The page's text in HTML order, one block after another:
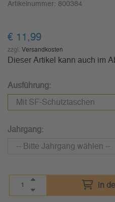
Artikelnummer: 800384
€ 11,99
zzgl. Versandkosten
Dieser Artikel kann auch im
Ausführung:
Jahrgang:
in